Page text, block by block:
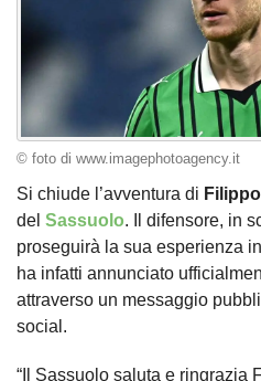
© foto di www.imagephotoagency.it
Si chiude l’avventura di
del Sassuolo. Il difensore, in
proseguirà la sua esperienza
ha infatti annunciato
attraverso un messaggio
social.
“Il Sassuolo saluta e ringrazia